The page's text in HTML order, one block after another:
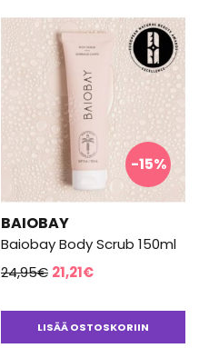
-15%
BAIOBAY
Baiobay Body Scrub 150ml
24,95€ Alkuperäinen
oli:
24,95€.
21,21€Nykyinen
on:
21,21€.
LISÄÄ OSTOSKORIIN